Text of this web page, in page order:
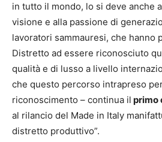
in tutto il mondo, lo si deve anche
visione e alla passione di
lavoratori sammauresi, che hanno
Distretto ad essere riconosciuto
qualità e di lusso a livello
che questo percorso intrapreso
riconoscimento – continua il primo
al rilancio del Made in Italy
distretto produttivo”.